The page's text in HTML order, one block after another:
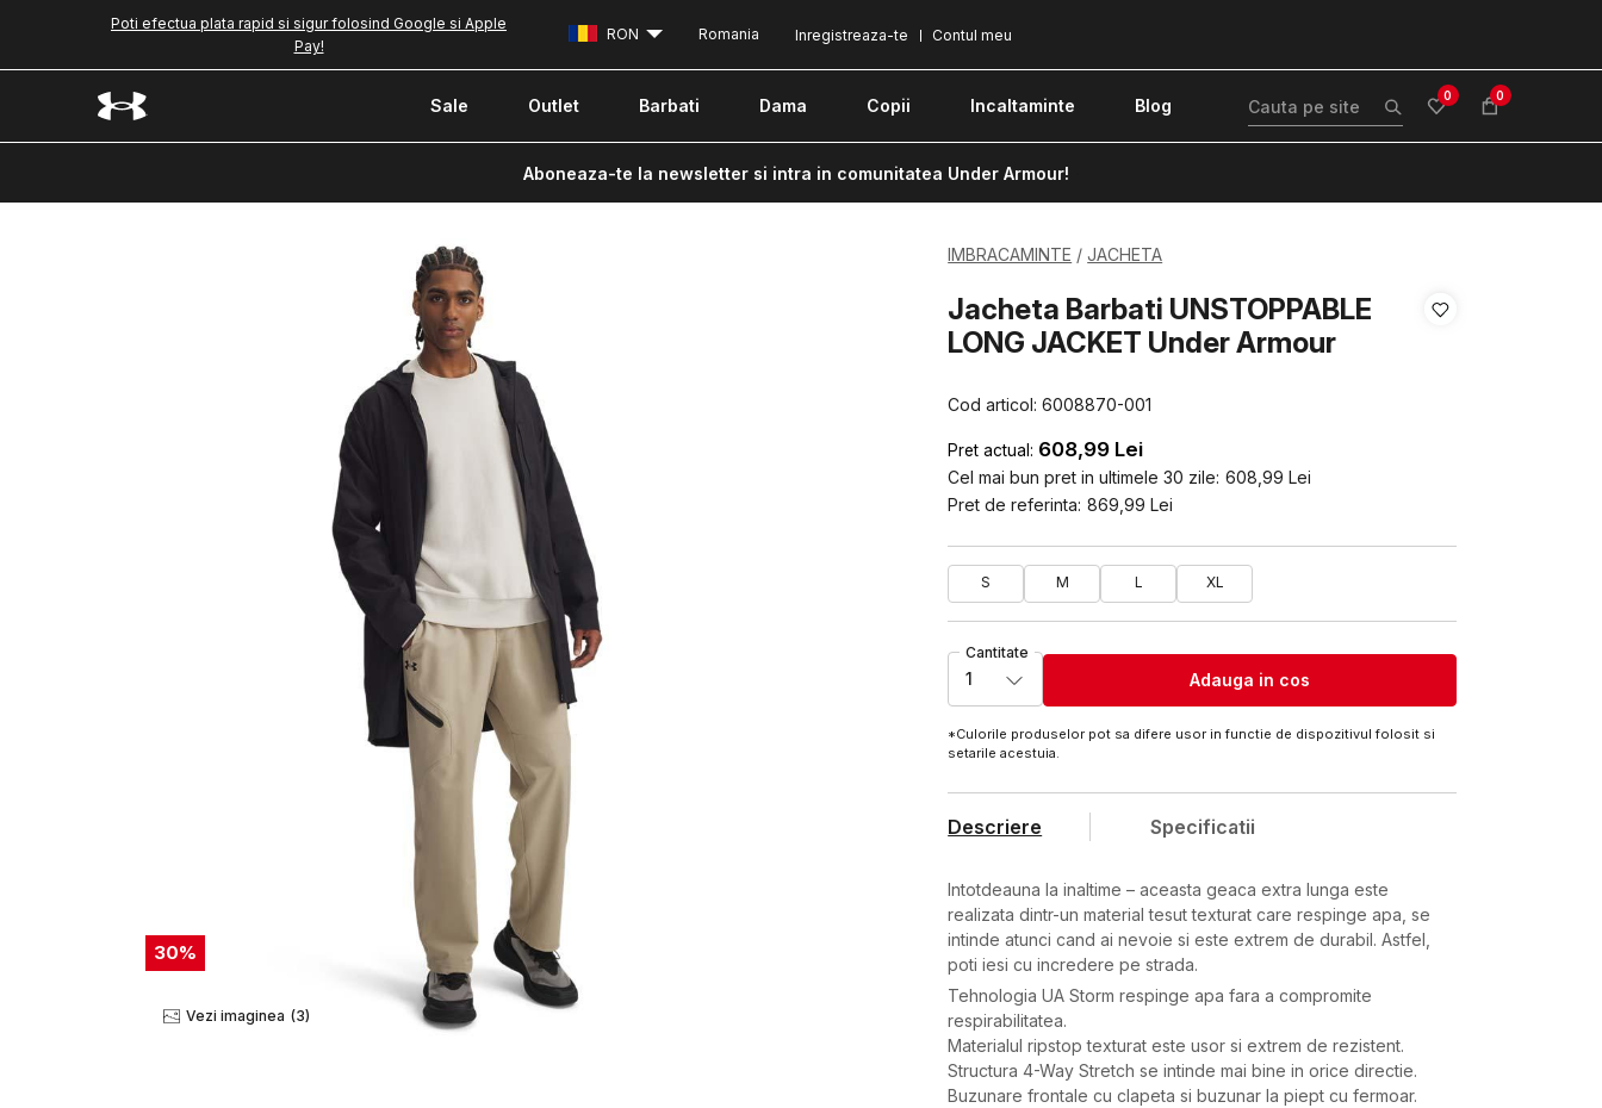
Poti efectua plata rapid si sigur folosind Google si Apple
Pay!
Contul meu
Inregistreaza-te
RON Romania
Sale Outlet Barbati Dama Copii Incaltaminte Blog 0 0
Aboneaza-te la newsletter si intra in comunitatea Under Armour!
30%
Vezi imaginea (3)
IMBRACAMINTE JACHETA
Jacheta Barbati UNSTOPPABLE
LONG JACKET Under Armour
Cod articol:6008870-001
Pret actual: 608,99 Lei
Cel mai bun pret in ultimele 30 zile: 608,99 Lei
Pret de referinta: 869,99 Lei
S M L XL
Cantitate
1 Adauga in cos
*Culorile produselor pot sa difere usor in functie de dispozitivul folosit si
setarile acestuia.
Descriere Specificatii
Intotdeauna la inaltime – aceasta geaca extra lunga este
realizata dintr-un material tesut texturat care respinge apa, se
intinde atunci cand ai nevoie si este extrem de durabil. Astfel,
poti iesi cu incredere pe strada.
Tehnologia UA Storm respinge apa fara a compromite
respirabilitatea.
Materialul ripstop texturat este usor si extrem de rezistent.
Structura 4-Way Stretch se intinde mai bine in orice directie.
Buzunare frontale cu clapeta si buzunar la piept cu fermoar.